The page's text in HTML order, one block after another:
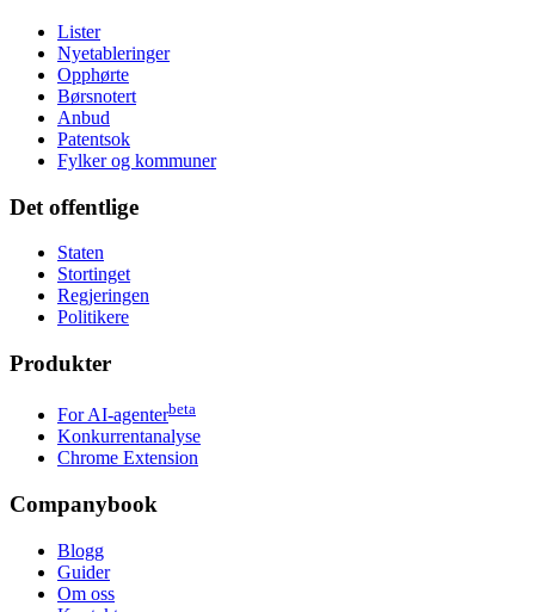
Lister
Nyetableringer
Opphørte
Børsnotert
Anbud
Patentsok
Fylker og kommuner
Det offentlige
Staten
Stortinget
Regjeringen
Politikere
Produkter
For AI-agenterbeta
Konkurrentanalyse
Chrome Extension
Companybook
Blogg
Guider
Om oss